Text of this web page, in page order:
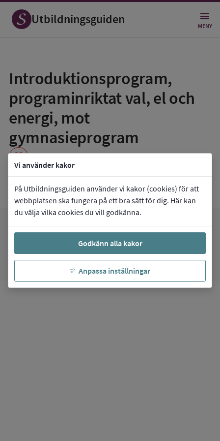
Vi använder kakor
På Utbildningsguiden använder vi kakor (cookies) för att
webbplatsen ska fungera på ett bra sätt för dig. Här kan
du välja vilka cookies du vill godkänna.
Godkänn alla kakor
Anpassa inställningar
Utbildningsguiden MENY
Introduktionsprogram,
programinriktat val, el och
energi, mot
gymnasieprogram
favorite
som
favorit
Gå tillNTI Gymnasiet Skövdearrow_forward
favorite